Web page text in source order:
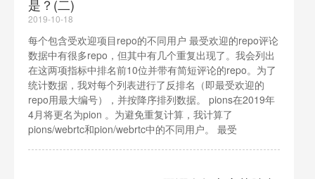
是？(二)
2019-10-18
每个包含受欢迎项目repo的不同用户 最受欢迎的repo评论
数据中有很多repo，但其中有几个重复出现了。我会列出
在这两项指标中排名前10位并带有简短评论的repo。为了
统计数据，我对每个列表进行了反排名（即最受欢迎的
repo用最大编号），并按降序排列数据。 pions在2019年
4月将更名为pion 。为避免重复计算，我计算了
pions/webrtc和pion/webrtc中的不同用户。 最受